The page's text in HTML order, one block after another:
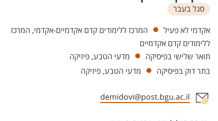
סגל בעבר
יחידות
אקדמי לא פעיל
המרכז ללימודים קדם אקדמיים-אקדמי, המרכז
ללימודים קדם אקדמיים
תואר שלישי בפיסיקה
מדעי הטבע, פיזיקה
בתר דוק בפיסיקה
מדעי הטבע, פיזיקה
demidovi@post.bgu.ac.il